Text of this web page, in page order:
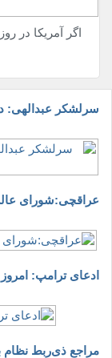
بالستیک
سرلشکر عبدالهی:
عراقچی:شورای
ادعای ترامپ: امروز
مراجع ذی‌ربط نظام